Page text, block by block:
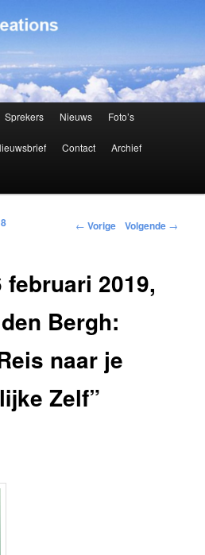
inhoud
Sprekers Nieuws Foto’s
Contact Archief
← Vorige Volgende →
februari 2019,
Bergh:
naar je
Zelf”